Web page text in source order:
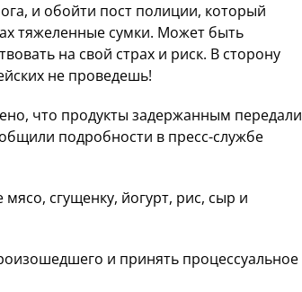
и обойти пост полиции, который
тяжеленные сумки. Может быть
на свой страх и риск. В сторону
не проведешь!
что продукты задержанным передали
подробности в пресс-службе
сгущенку, йогурт, рис, сыр и
и принять процессуальное